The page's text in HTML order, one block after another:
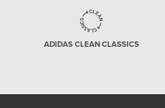
ADIDAS CLEAN CLASSICS